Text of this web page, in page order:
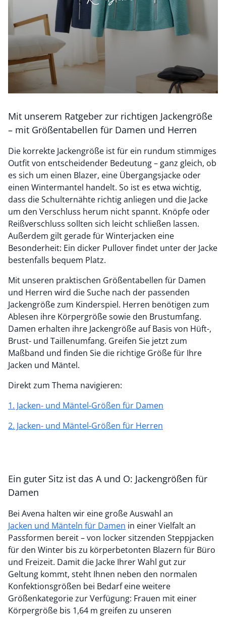
Mit unserem Ratgeber zur richtigen Jackengröße
– mit Größentabellen für Damen und Herren
Die korrekte Jackengröße ist für ein rundum stimmiges
Outfit von entscheidender Bedeutung ­– ganz gleich, ob
es sich um einen Blazer, eine Übergangsjacke oder
einen Wintermantel handelt. So ist es etwa wichtig,
dass die Schulternähte richtig anliegen und die Jacke
um den Verschluss herum nicht spannt. Knöpfe oder
Reißverschluss sollten sich leicht schließen lassen.
Außerdem gilt gerade für Winterjacken eine
Besonderheit: Ein dicker Pullover findet unter der Jacke
bestenfalls bequem Platz.
Mit unseren praktischen Größentabellen für Damen
und Herren wird die Suche nach der passenden
Jackengröße zum Kinderspiel. Herren benötigen zum
Ablesen ihre Körpergröße sowie den Brustumfang.
Damen erhalten ihre Jackengröße auf Basis von Hüft-,
Brust- und Taillenumfang. Greifen Sie jetzt zum
Maßband und finden Sie die richtige Größe für Ihre
Jacken und Mäntel.
Direkt zum Thema navigieren:
1. Jacken- und Mäntel-Größen für Damen
2. Jacken- und Mäntel-Größen für Herren
Ein guter Sitz ist das A und O: Jackengrößen für
Damen
Bei Avena halten wir eine große Auswahl an
Jacken und Mänteln für Damen in einerVielfalt an
Passformen bereit – von locker sitzenden Steppjacken
für den Winter bis zu körperbetonten Blazern für Büro
und Freizeit. Damit die Jacke Ihrer Wahl gut zur
Geltung kommt, steht Ihnen neben den normalen
Konfektionsgrößen bei Bedarf eine weitere
Größenkategorie zur Verfügung: Frauen mit einer
Körpergröße bis 1,64 m greifen zu unseren